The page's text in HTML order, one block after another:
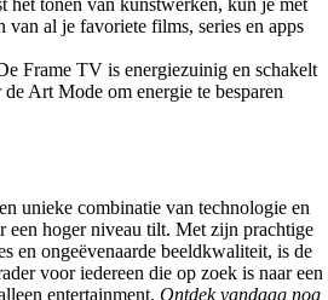
het tonen van kunstwerken, kun je met
van al je favoriete films, series en apps
Frame TV is energiezuinig en schakelt
Art Mode om energie te besparen
unieke combinatie van technologie en
een hoger niveau tilt. Met zijn prachtige
en ongeëvenaarde beeldkwaliteit, is de
voor iedereen die op zoek is naar een
entertainment. Ontdek vandaag nog